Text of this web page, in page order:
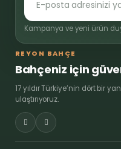
Kampanya ve yeni ürün
REYON BAHÇE
Bahçeniz için
17 yıldır Türkiye’nin dört bir
ulaştırıyoruz.